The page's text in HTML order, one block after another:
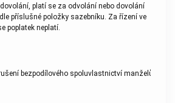
platí se za odvolání nebo dovolání
příslušné položky sazebníku. Za řízení ve
poplatek neplatí.
bezpodílového spoluvlastnictví manželů